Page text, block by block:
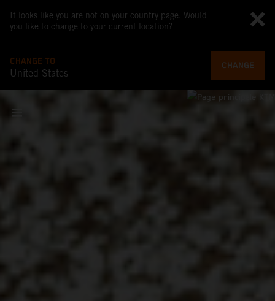
It looks like you are not on your country page. Would
you like to change to your current location?
CHANGE TO
United States
CHANGE